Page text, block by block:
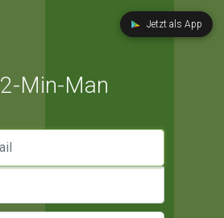
Jetzt als App
2-Min-Man